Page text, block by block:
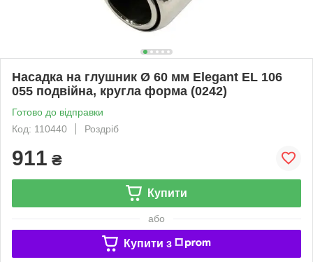
Насадка на глушник Ø 60 мм Elegant EL 106
055 подвійна, кругла форма (0242)
Готово до відправки
Код: 110440
Роздріб
911 ₴
Купити
або
Купити з